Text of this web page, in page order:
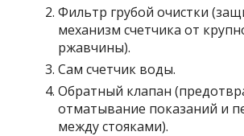
Фильтр грубой очистки
механизм счетчика от
ржавчины).
Сам счетчик воды.
Обратный клапан
отматывание показаний и
между стояками).